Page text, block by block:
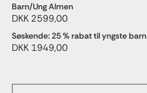
Barn/Ung Almen
DKK 2599,00
Søskende: 25 % rabat til yngste barn
DKK 1949,00